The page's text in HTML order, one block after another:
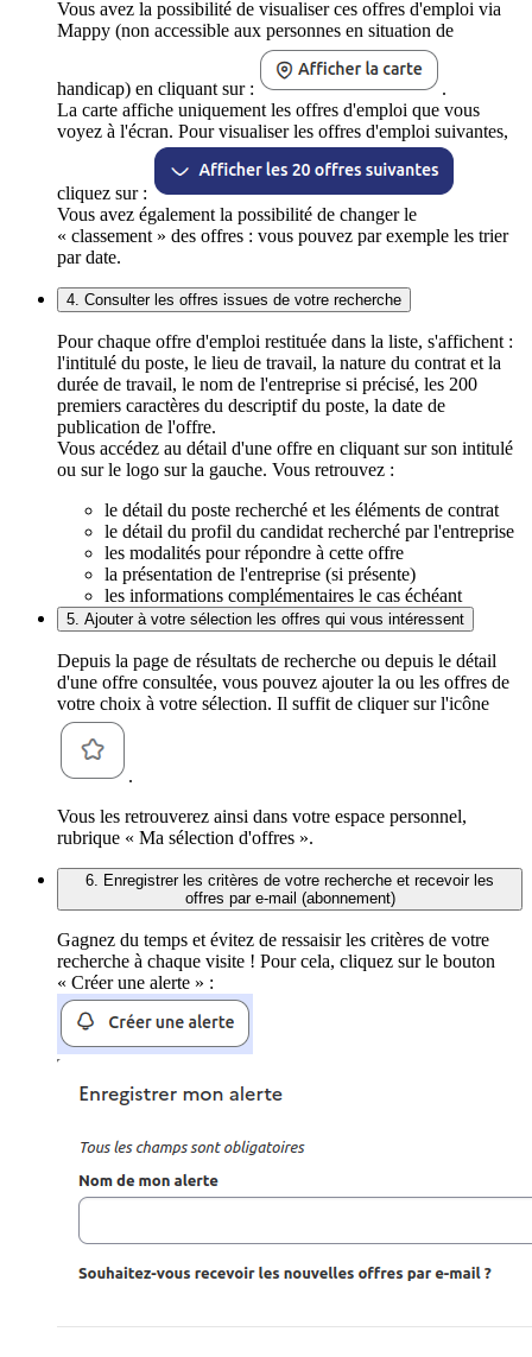
Vous avez la possibilité de visualiser ces offres d'emploi via
Mappy (non accessible aux personnes en situation de
handicap) en cliquant sur :
.
La carte affiche uniquement les offres d'emploi que vous
voyez à l'écran. Pour visualiser les offres d'emploi suivantes,
cliquez sur :
Vous avez également la possibilité de changer le
« classement » des offres : vous pouvez par exemple les trier
par date.
4. Consulter les offres issues de votre recherche
Pour chaque offre d'emploi restituée dans la liste, s'affichent :
l'intitulé du poste, le lieu de travail, la nature du contrat et la
durée de travail, le nom de l'entreprise si précisé, les 200
premiers caractères du descriptif du poste, la date de
publication de l'offre.
Vous accédez au détail d'une offre en cliquant sur son intitulé
ou sur le logo sur la gauche. Vous retrouvez :
le détail du poste recherché et les éléments de contrat
le détail du profil du candidat recherché par l'entreprise
les modalités pour répondre à cette offre
la présentation de l'entreprise (si présente)
les informations complémentaires le cas échéant
5. Ajouter à votre sélection les offres qui vous intéressent
Depuis la page de résultats de recherche ou depuis le détail
d'une offre consultée, vous pouvez ajouter la ou les offres de
votre choix à votre sélection. Il suffit de cliquer sur l'icône
.
Vous les retrouverez ainsi dans votre espace personnel,
rubrique « Ma sélection d'offres ».
6. Enregistrer les critères de votre recherche et recevoir les
offres par e-mail (abonnement)
Gagnez du temps et évitez de ressaisir les critères de votre
recherche à chaque visite ! Pour cela, cliquez sur le bouton
« Créer une alerte » :